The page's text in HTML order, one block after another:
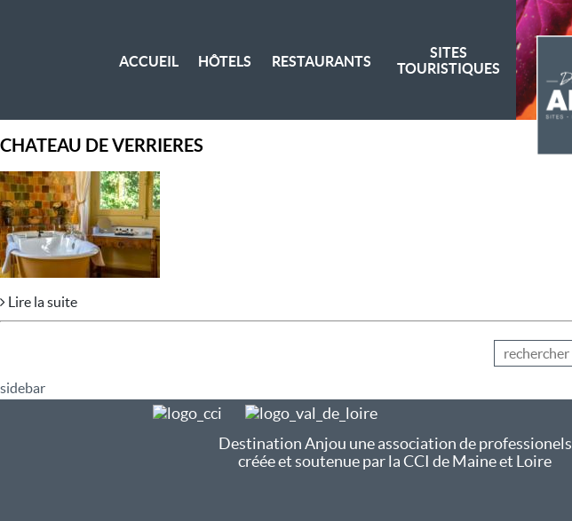
ACCUEIL HÔTELS RESTAURANTS
SITES
TOURISTIQUES
CHATEAU DE VERRIERES
Lire la suite
sidebar
Destination Anjou une association de professionels
créée et soutenue par la CCI de Maine et Loire